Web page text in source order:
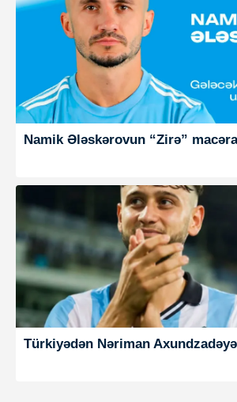
Namik Ələskərovun “Zirə”
Türkiyədən Nəriman